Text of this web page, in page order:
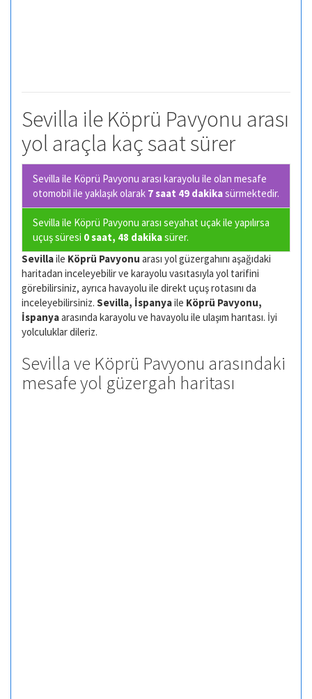
Sevilla ile Köprü Pavyonu arası
yol araçla kaç saat sürer
Sevilla ile Köprü Pavyonu arası karayolu ile olan mesafe
otomobil ile yaklaşık olarak 7 saat 49 dakikasürmektedir.
Sevilla ile Köprü Pavyonu arası seyahat uçak ile yapılırsa
uçuş süresi 0 saat, 48 dakikasürer.
Sevillaile Köprü Pavyonu arası yol güzergahını aşağıdaki
haritadan inceleyebilir ve karayolu vasıtasıyla yol tarifini
görebilirsiniz, ayrıca havayolu ile direkt uçuş rotasını da
inceleyebilirsiniz. Sevilla, İspanyaile Köprü Pavyonu,
İspanyaarasında karayolu ve havayolu ile ulaşım harıtası. İyi
yolculuklar dileriz.
Sevilla ve Köprü Pavyonu arasındaki
mesafe yol güzergah haritası